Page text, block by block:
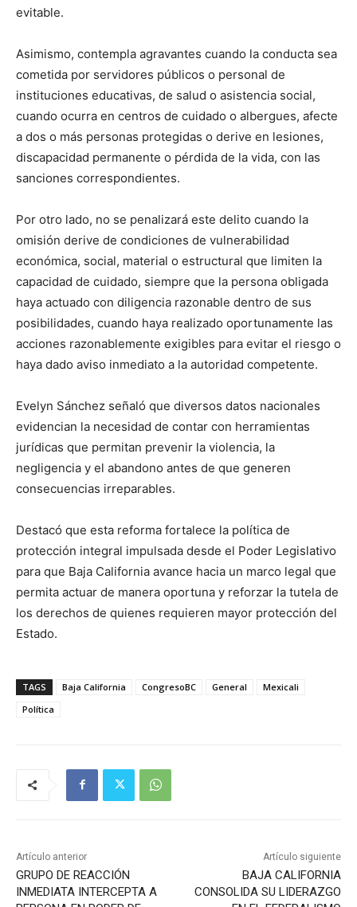
evitable.
Asimismo, contempla agravantes cuando la conducta sea
cometida por servidores públicos o personal de
instituciones educativas, de salud o asistencia social,
cuando ocurra en centros de cuidado o albergues, afecte
a dos o más personas protegidas o derive en lesiones,
discapacidad permanente o pérdida de la vida, con las
sanciones correspondientes.
Por otro lado, no se penalizará este delito cuando la
omisión derive de condiciones de vulnerabilidad
económica, social, material o estructural que limiten la
capacidad de cuidado, siempre que la persona obligada
haya actuado con diligencia razonable dentro de sus
posibilidades, cuando haya realizado oportunamente las
acciones razonablemente exigibles para evitar el riesgo o
haya dado aviso inmediato a la autoridad competente.
Evelyn Sánchez señaló que diversos datos nacionales
evidencian la necesidad de contar con herramientas
jurídicas que permitan prevenir la violencia, la
negligencia y el abandono antes de que generen
consecuencias irreparables.
Destacó que esta reforma fortalece la política de
protección integral impulsada desde el Poder Legislativo
para que Baja California avance hacia un marco legal que
permita actuar de manera oportuna y reforzar la tutela de
los derechos de quienes requieren mayor protección del
Estado.
TAGS Baja California CongresoBC General
Mexicali
Política
Artículo anterior
GRUPO DE REACCIÓN
INMEDIATA INTERCEPTA A
Artículo siguiente
BAJA CALIFORNIA
CONSOLIDA SU LIDERAZGO